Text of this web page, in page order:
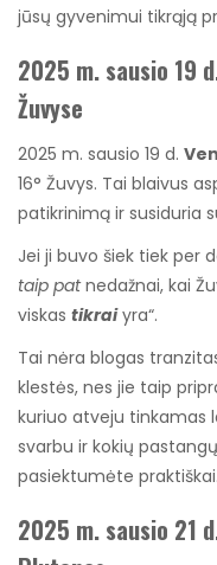
jūsų gyvenimui tikrąją
2025 m. sausio 19
Žuvyse
2025 m. sausio 19 d.
16° Žuvys. Tai blaivus
patikrinimą ir susiduria
Jei ji buvo šiek tiek per
taip patnedažnai, kai
viskas tikraiyra“.
Tai nėra blogas
klestės, nes jie taip
kuriuo atveju tinkamas
svarbu ir kokių
pasiektumėte praktiškai.
2025 m. sausio 21